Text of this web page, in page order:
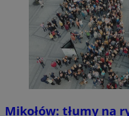
Mikołów: tłumy na